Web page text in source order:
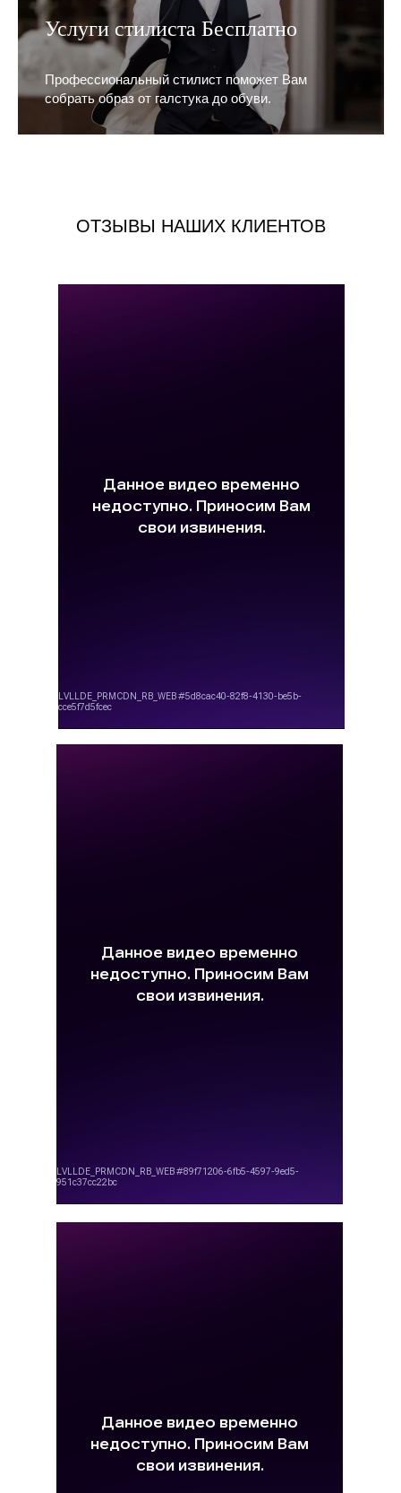
Услуги стилиста Бесплатно
Профессиональный стилист поможет Вам
собрать образ от галстука до обуви.
ОТЗЫВЫ НАШИХ КЛИЕНТОВ